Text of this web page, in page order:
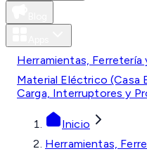
Herramientas,
Material Eléctrico (Casa
Carga, Interruptores y
Inicio
Herramientas,